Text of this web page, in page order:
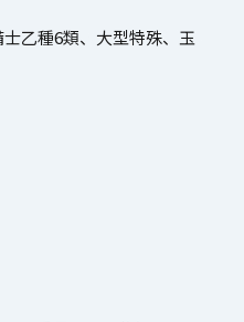
乙種6類、大型特殊、玉